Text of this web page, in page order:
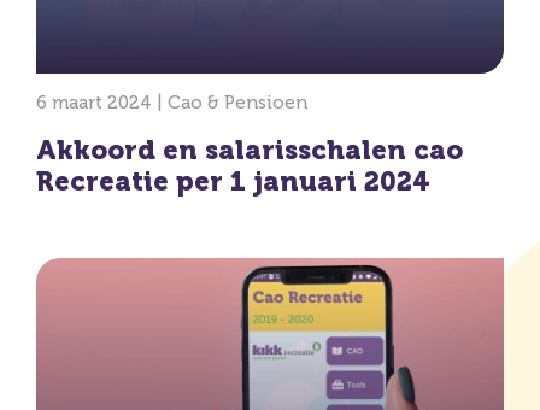
6 maart 2024 | Cao & Pensioen
Akkoord en salarisschalen cao
Recreatie per 1 januari 2024